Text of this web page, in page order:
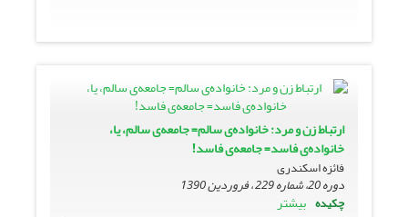
ارتباط زن و مرد: خانواده‌ی سالم= جامعه‌ی سالم، یا،
خانواده‌ی فاسد= جامعه‌ی فاسد!
فائزه اسکندری
دوره 20، شماره 229 ، فروردین 1390
چکیده بیشتر